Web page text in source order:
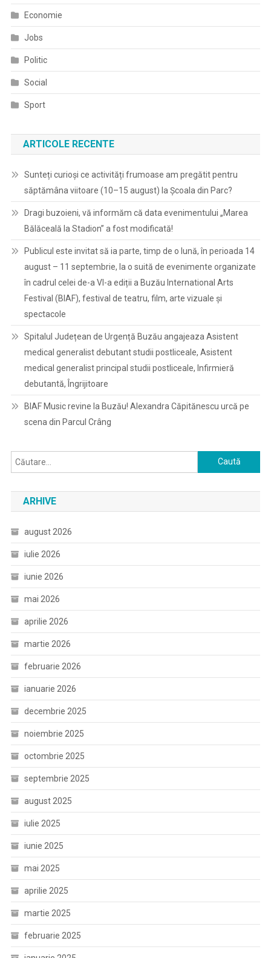
Economie
Jobs
Politic
Social
Sport
ARTICOLE RECENTE
Sunteți curioși ce activități frumoase am pregătit pentru
săptămâna viitoare (10–15 august) la Școala din Parc?
Dragi buzoieni, vă informăm că data evenimentului „Marea
Bălăceală la Stadion” a fost modificată!
Publicul este invitat să ia parte, timp de o lună, în perioada 14
august – 11 septembrie, la o suită de evenimente organizate
în cadrul celei de-a VI-a ediții a Buzău International Arts
Festival (BIAF), festival de teatru, film, arte vizuale și
spectacole
Spitalul Județean de Urgență Buzău angajeaza Asistent
medical generalist debutant studii postliceale, Asistent
medical generalist principal studii postliceale, Infirmieră
debutantă, Îngrijitoare
BIAF Music revine la Buzău! Alexandra Căpitănescu urcă pe
scena din Parcul Crâng
Caută
după:
ARHIVE
august 2026
iulie 2026
iunie 2026
mai 2026
aprilie 2026
martie 2026
februarie 2026
ianuarie 2026
decembrie 2025
noiembrie 2025
octombrie 2025
septembrie 2025
august 2025
iulie 2025
iunie 2025
mai 2025
aprilie 2025
martie 2025
februarie 2025